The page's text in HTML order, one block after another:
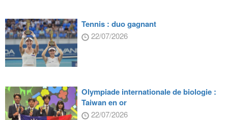
Tennis : duo gagnant
22/07/2026
Olympiade internationale de biologie :
Taiwan en or
22/07/2026